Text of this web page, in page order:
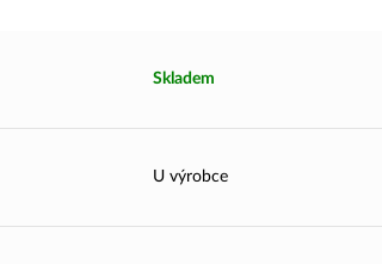
Skladem
U výrobce